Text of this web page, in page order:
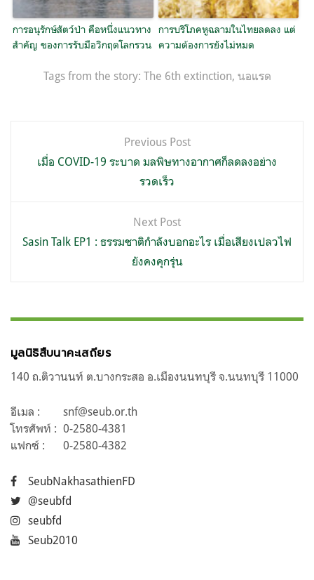
การอนุรักษ์สัตว์ป่า คือหนึ่งแนวทาง
สำคัญ ของการรับมือวิกฤตโลกรวน
การบริโภคหูฉลามในไทยลดลง แต่
ความต้องการยังไม่หมด
Tags from the story: The 6th extinction, นอแรด
เรื่อง
Previous Post
เมื่อ COVID-19 ระบาด มลพิษทางอากาศก็ลดลงอย่าง
รวดเร็ว
Next Post
Sasin Talk EP1 : ธรรมชาติกำลังบอกอะไร เมื่อเสียงเปลวไฟ
ยังคงคุกรุ่น
มูลนิธิสืบนาคะเสถียร
140 ถ.ติวานนท์ ต.บางกระสอ อ.เมืองนนทบุรี จ.นนทบุรี 11000
อีเมล :
snf@seub.or.th
โทรศัพท์ : 0-2580-4381
แฟกซ์ :
0-2580-4382
SeubNakhasathienFD
@seubfd
seubfd
Seub2010